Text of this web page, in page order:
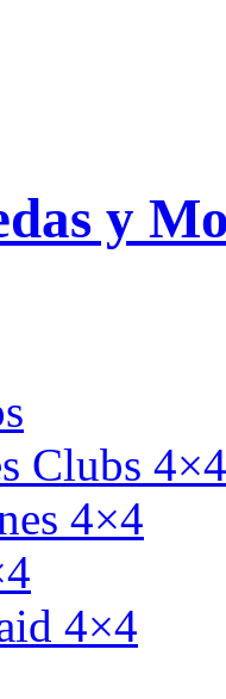
y
Clubs 4×4
4×4
4×4